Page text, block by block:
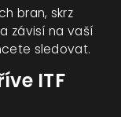
bran, skrz
závisí na vaší
sledovat.
ITF